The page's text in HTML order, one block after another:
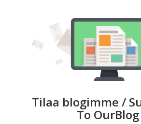
Tilaa blogimme /
To OurBlog